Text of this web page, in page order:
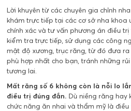
Lời khuyên từ các chuyên gia chỉnh
khám trực tiếp tại các cơ sở nha khoa
chính xác và tư vấn phương án điều trị
kiểm tra trực tiếp, sử dụng các công
mật độ xương, trục răng, từ đó đưa
phù hợp nhất cho bạn, tránh những
tương lai.
Mất răng số 6 không còn là nỗi lo
điều trị đúng đắn. Dù niềng răng hay
chức năng ăn nhai và thẩm mỹ là